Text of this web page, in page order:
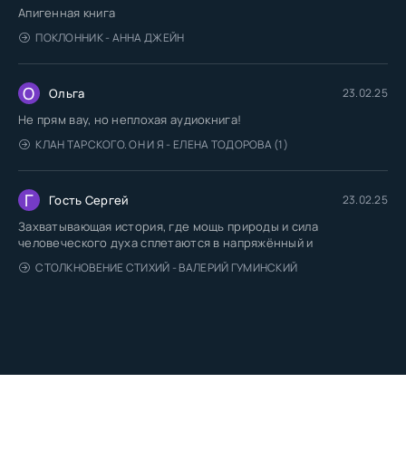
Апигенная книга
ПОКЛОННИК - АННА ДЖЕЙН
О Ольга 23.02.25
Не прям вау, но неплохая аудиокнига!
КЛАН ТАРСКОГО. ОН И Я - ЕЛЕНА ТОДОРОВА (1)
Г Гость Сергей 23.02.25
Захватывающая история, где мощь природы и сила
человеческого духа сплетаются в напряжённый и
СТОЛКНОВЕНИЕ СТИХИЙ - ВАЛЕРИЙ ГУМИНСКИЙ